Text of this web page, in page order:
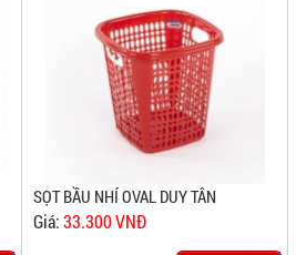
SỌT BẦU NHÍ OVAL DUY TÂN
Giá:33.300 VNĐ